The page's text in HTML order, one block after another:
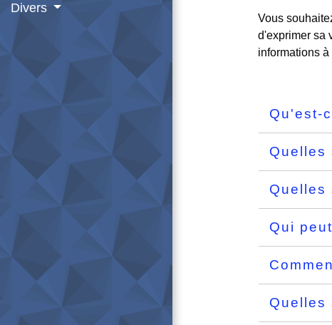
Divers
Vous
d'exprimer sa
informations à
Qu'est-
Quelles
Quelles
Qui
Quelles